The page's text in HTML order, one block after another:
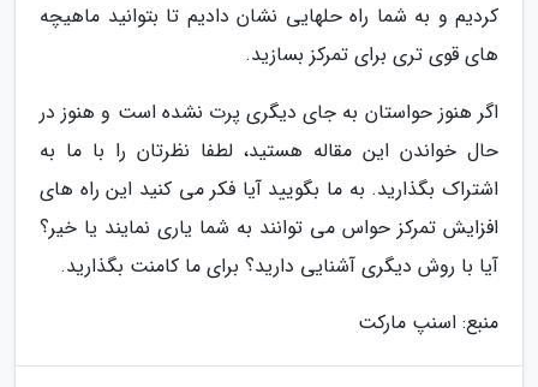
کردیم و به شما راه حلهایی نشان دادیم تا بتوانید ماهیچه
های قوی تری برای تمرکز بسازید.
اگر هنوز حواستان به جای دیگری پرت نشده است و هنوز در
حال خواندن این مقاله هستید، لطفا نظرتان را با ما به
اشتراک بگذارید. به ما بگویید آیا فکر می کنید این راه های
افزایش تمرکز حواس می توانند به شما یاری نمایند یا خیر؟
آیا با روش دیگری آشنایی دارید؟ برای ما کامنت بگذارید.
منبع: اسنپ مارکت